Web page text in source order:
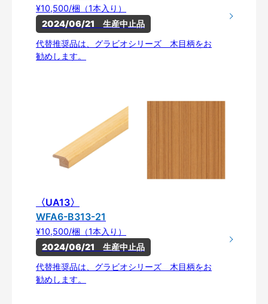
¥10,500/梱（1本入り）
2024/06/21　生産中止品
代替推奨品は、グラビオシリーズ 木目柄をお
勧めします。
〈UA13〉
WFA6-B313-21
¥10,500/梱（1本入り）
2024/06/21　生産中止品
代替推奨品は、グラビオシリーズ 木目柄をお
勧めします。